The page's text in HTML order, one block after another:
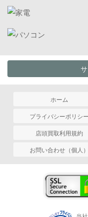
ホーム
プライバシーポリシー
店頭買取利用規約
お問い合わせ（個人）